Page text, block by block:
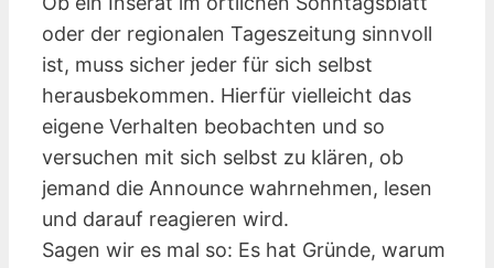
oder der regionalen Tageszeitung sinnvoll
ist, muss sicher jeder für sich selbst
herausbekommen. Hierfür vielleicht das
eigene Verhalten beobachten und so
versuchen mit sich selbst zu klären, ob
jemand die Announce wahrnehmen, lesen
und darauf reagieren wird.
Sagen wir es mal so: Es hat Gründe, warum